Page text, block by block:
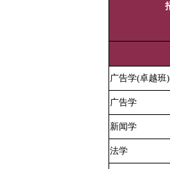
广告学(卓越班)
广告学
新闻学
法学